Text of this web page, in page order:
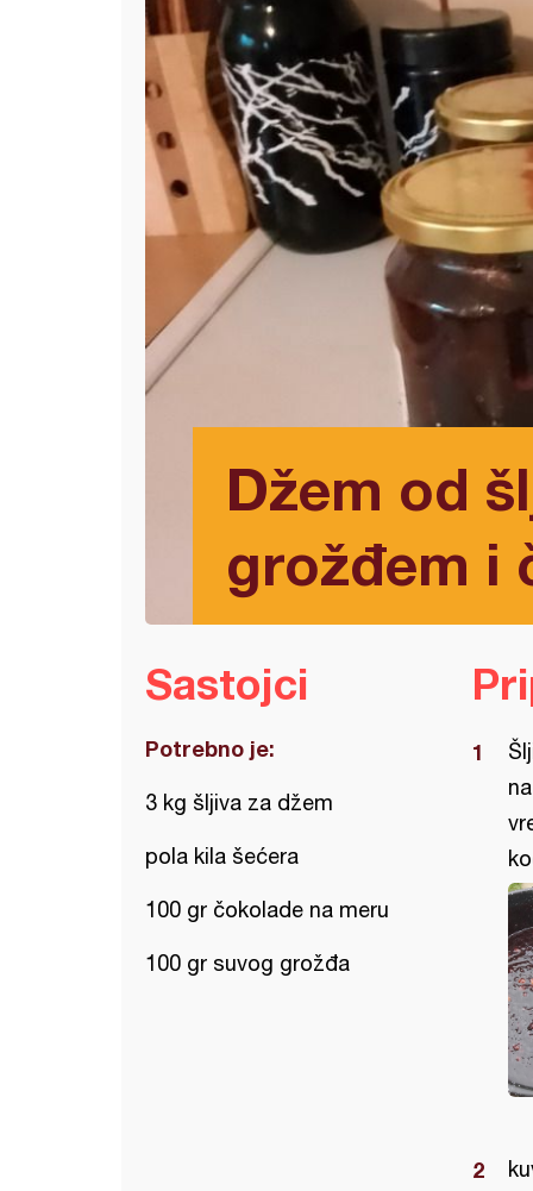
Džem od
grožđem i
Sastojci
Potrebno je:
3 kg šljiva za džem
pola kila šećera
100 gr čokolade na meru
100 gr suvog grožđa